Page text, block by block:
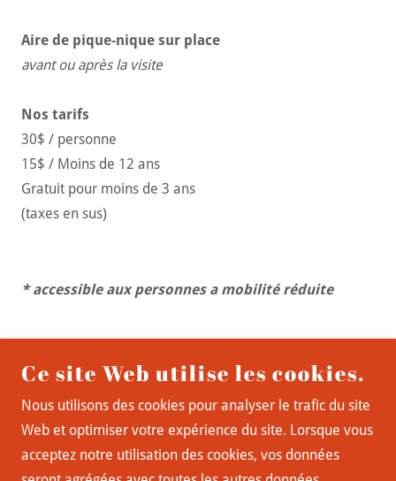
Aire de pique-nique sur place
avant ou après la visite
Nos tarifs
30$ / personne
15$ / Moins de 12 ans
Gratuit pour moins de 3 ans
(taxes en sus)
* accessible aux personnes a mobilité réduite
Ce site Web utilise les cookies.
Nous utilisons des cookies pour analyser le trafic du site
Web et optimiser votre expérience du site. Lorsque vous
acceptez notre utilisation des cookies, vos données